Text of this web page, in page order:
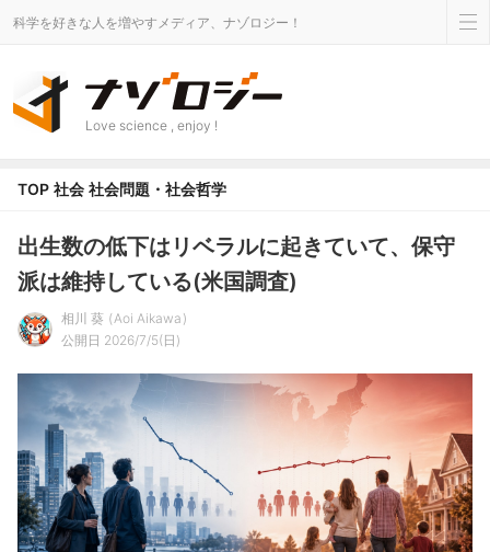
科学を好きな人を増やすメディア、ナゾロジー！
Love science , enjoy !
TOP 社会 社会問題・社会哲学
出生数の低下はリベラルに起きていて、保守
派は維持している(米国調査)
相川 葵 Aoi Aikawa
公開日 2026/7/5(日)